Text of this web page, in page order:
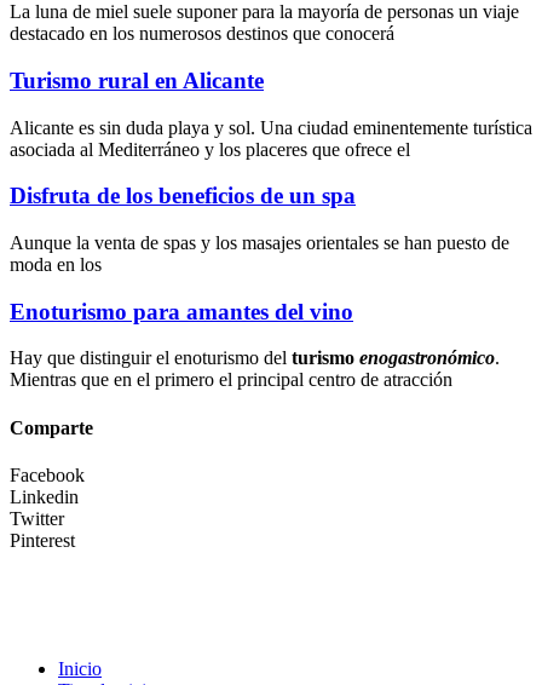
La luna de miel suele suponer para la mayoría de personas un viaje
destacado en los numerosos destinos que conocerá
Turismo rural en Alicante
Alicante es sin duda playa y sol. Una ciudad eminentemente turística
asociada al Mediterráneo y los placeres que ofrece el
Disfruta de los beneficios de un spa
Aunque la venta de spas y los masajes orientales se han puesto de
moda en los
Enoturismo para amantes del vino
Hay que distinguir el enoturismo del turismo enogastronómico.
Mientras que en el primero el principal centro de atracción
Comparte
Facebook
Linkedin
Twitter
Pinterest
Inicio